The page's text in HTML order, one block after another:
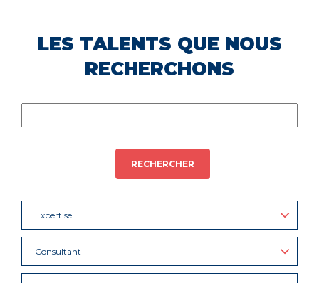
LES TALENTS QUE NOUS
RECHERCHONS
RECHERCHER
Expertise
Consultant